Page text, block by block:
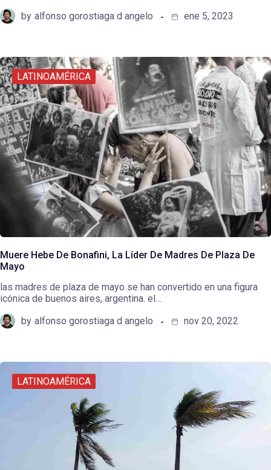
by alfonso gorostiaga d angelo ene 5, 2023
LATINOAMÉRICA
Muere Hebe De Bonafini, La Líder De Madres De Plaza De
Mayo
las madres de plaza de mayo se han convertido en una figura
icónica de buenos aires, argentina. el…
by alfonso gorostiaga d angelo nov 20, 2022
LATINOAMÉRICA